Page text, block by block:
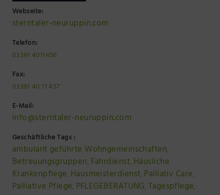
Webseite:
sterntaler-neuruppin.com
Telefon:
03391 4011456
Fax:
03391 40 11 457
E-Mail:
info@sterntaler-neuruppin.com
Geschäftliche Tags :
ambulant geführte Wohngemeinschaften,
Betreuungsgruppen, Fahrdienst, Häusliche
Krankenpflege, Hausmeisterdienst, Palliativ Care,
Palliative Pflege, PFLEGEBERATUNG,Tagespflege,